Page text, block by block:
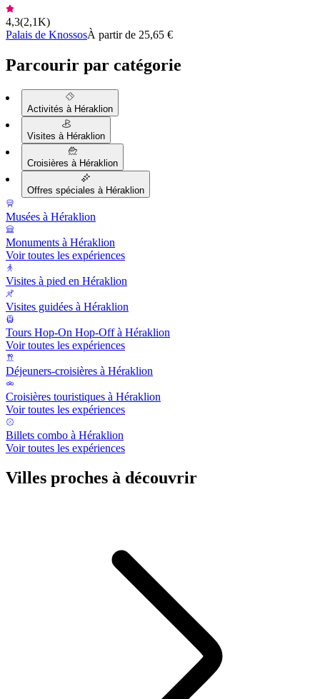
4,3(2,1K)
Palais de KnossosÀ partir de 25,65 €
Parcourir par catégorie
Activités à Héraklion
Visites à Héraklion
Croisières à Héraklion
Offres spéciales à Héraklion
Musées à Héraklion
Monuments à Héraklion
Voir toutes les expériences
Visites à pied en Héraklion
Visites guidées à Héraklion
Tours Hop-On Hop-Off à Héraklion
Voir toutes les expériences
Déjeuners-croisières à Héraklion
Croisières touristiques à Héraklion
Voir toutes les expériences
Billets combo à Héraklion
Voir toutes les expériences
Villes proches à découvrir